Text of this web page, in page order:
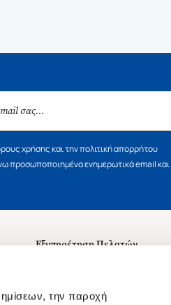
την παροχή
χρήσης και την πολιτική απορρήτου
προσωποποιημένα ενημερωτικά email και
Εξυπηρέτηση Πελατών